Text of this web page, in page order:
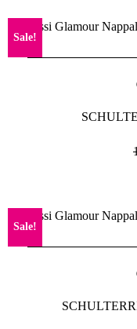
Sale!
Sale!